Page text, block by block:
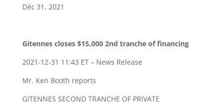
Déc 31, 2021
Gitennes closes $15,000 2nd tranche of financing
2021-12-31 11:43 ET – News Release
Mr. Ken Booth reports
GITENNES SECOND TRANCHE OF PRIVATE